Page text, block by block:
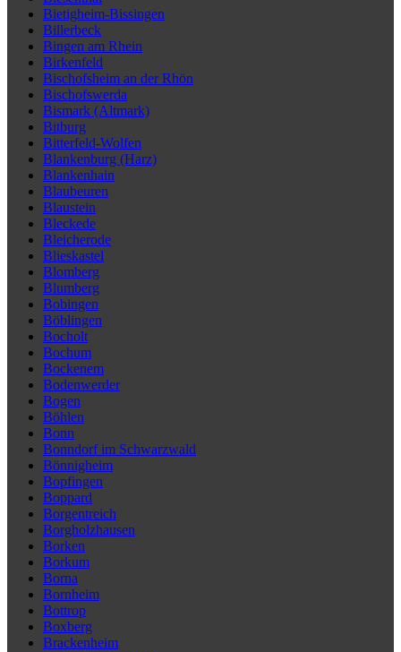
Bietigheim-Bissingen
Billerbeck
Bingen am Rhein
Birkenfeld
Bischofsheim an der Rhön
Bischofswerda
Bismark (Altmark)
Bitburg
Bitterfeld-Wolfen
Blankenburg (Harz)
Blankenhain
Blaubeuren
Blaustein
Bleckede
Bleicherode
Blieskastel
Blomberg
Blumberg
Bobingen
Böblingen
Bocholt
Bochum
Bockenem
Bodenwerder
Bogen
Böhlen
Bonn
Bonndorf im Schwarzwald
Bönnigheim
Bopfingen
Boppard
Borgentreich
Borgholzhausen
Borken
Borkum
Borna
Bornheim
Bottrop
Boxberg
Brackenheim